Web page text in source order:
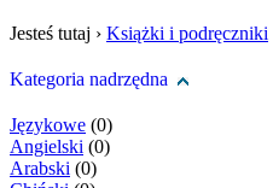
Jesteś tutaj › Książki i podręczniki
Kategoria nadrzędna
Językowe (0)
Angielski (0)
Arabski (0)